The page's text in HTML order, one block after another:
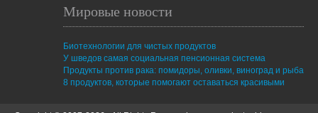
Мировые новости
Биотехнологии для чистых продуктов
У шведов самая социальная пенсионная система
Продукты против рака: помидоры, оливки, виноград и рыба
8 продуктов, которые помогают оставаться красивыми